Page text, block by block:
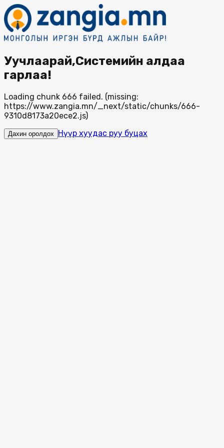
Уучлаарай,Системийн алдаа
гарлаа!
Loading chunk 666 failed. (missing:
https://www.zangia.mn/_next/static/chunks/666-
9310d8173a20ece2.js)
Дахин оролдох Нүүр хуудас руу буцах